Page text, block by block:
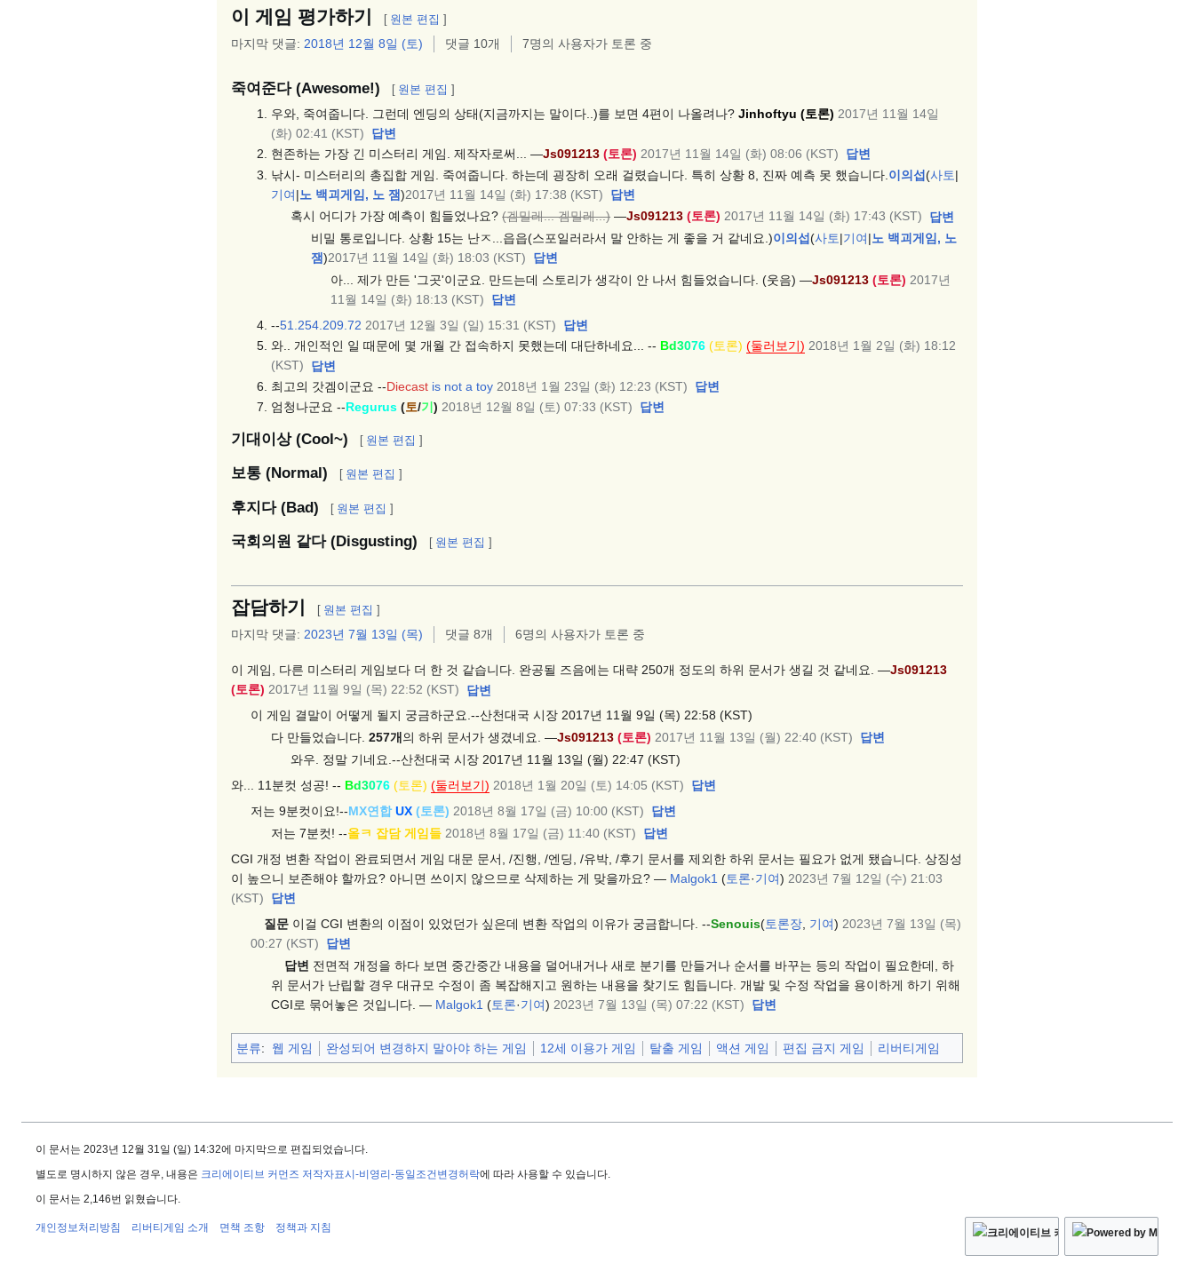
이 게임 평가하기 [ 원본 편집 ]
마지막 댓글: 2018년 12월 8일 (토) 댓글 10개 7명의 사용자가 토론 중
죽여준다 (Awesome!) [ 원본 편집 ]
우와, 죽여줍니다. 그런데 엔딩의 상태(지금까지는 말이다..)를 보면 4편이 나올려나? Jinhoftyu (토론) 2017년 11월 14일
(화) 02:41 (KST)
답변
현존하는 가장 긴 미스터리 게임. 제작자로써... —Js091213 (토론) 2017년 11월 14일 (화) 08:06 (KST)
답변
낚시- 미스터리의 총집합 게임. 죽여줍니다. 하는데 굉장히 오래 걸렸습니다. 특히 상황 8, 진짜 예측 못 했습니다. 이의섭(사토|
기여|노 백괴게임, 노 잼)2017년 11월 14일 (화) 17:38 (KST)
답변
혹시 어디가 가장 예측이 힘들었나요?(겜밀레... 겜밀레...) —Js091213 (토론) 2017년 11월 14일 (화) 17:43 (KST)
답변
비밀 통로입니다. 상황 15는 난ㅈ...읍읍(스포일러라서 말 안하는 게 좋을 거 같네요.)이의섭(사토|기여|노 백괴게임, 노
잼)2017년 11월 14일 (화) 18:03 (KST)
답변
아... 제가 만든 '그곳'이군요. 만드는데 스토리가 생각이 안 나서 힘들었습니다. (웃음) —Js091213 (토론) 2017년
11월 14일 (화) 18:13 (KST)
답변
--51.254.209.72 2017년 12월 3일 (일) 15:31 (KST)
답변
와.. 개인적인 일 때문에 몇 개월 간 접속하지 못했는데 대단하네요... -- Bd3076 (토론) (둘러보기) 2018년 1월 2일 (화) 18:12
(KST)
답변
최고의 갓겜이군요 --Diecast is not a toy 2018년 1월 23일 (화) 12:23 (KST)
답변
엄청나군요 --Regurus(토/기 ) 2018년 12월 8일 (토) 07:33 (KST) 답변
기대이상 (Cool~) [ 원본 편집 ]
보통 (Normal) [ 원본 편집 ]
후지다 (Bad) [ 원본 편집 ]
국회의원 같다 (Disgusting) [ 원본 편집 ]
잡담하기 [ 원본 편집 ]
마지막 댓글: 2023년 7월 13일 (목) 댓글 8개 6명의 사용자가 토론 중
이 게임, 다른 미스터리 게임보다 더 한 것 같습니다. 완공될 즈음에는 대략 250개 정도의 하위 문서가 생길 것 같네요. —Js091213
(토론) 2017년 11월 9일 (목) 22:52 (KST)
답변
이 게임 결말이 어떻게 될지 궁금하군요.--산천대국 시장 2017년 11월 9일 (목) 22:58 (KST)
다 만들었습니다. 257개 의 하위 문서가 생겼네요. —Js091213 (토론) 2017년 11월 13일 (월) 22:40 (KST)
답변
와우. 정말 기네요.--산천대국 시장 2017년 11월 13일 (월) 22:47 (KST)
와... 11분컷 성공! -- Bd3076 (토론) (둘러보기) 2018년 1월 20일 (토) 14:05 (KST)
답변
저는 9분컷이요!--MX연합 UX (토론) 2018년 8월 17일 (금) 10:00 (KST)
답변
저는 7분컷! --올ㅋ 잡담 게임들 2018년 8월 17일 (금) 11:40 (KST)
답변
CGI 개정 변환 작업이 완료되면서 게임 대문 문서, /진행, /엔딩, /유박, /후기 문서를 제외한 하위 문서는 필요가 없게 됐습니다. 상징성
이 높으니 보존해야 할까요? 아니면 쓰이지 않으므로 삭제하는 게 맞을까요? — Malgok1 (토론·기여) 2023년 7월 12일 (수) 21:03
(KST)
답변
질문 이걸 CGI 변환의 이점이 있었던가 싶은데 변환 작업의 이유가 궁금합니다. --Senouis(토론장 기여) 2023년 7월 13일 (목)
00:27 (KST)
답변
답변 전면적 개정을 하다 보면 중간중간 내용을 덜어내거나 새로 분기를 만들거나 순서를 바꾸는 등의 작업이 필요한데, 하
위 문서가 난립할 경우 대규모 수정이 좀 복잡해지고 원하는 내용을 찾기도 힘듭니다. 개발 및 수정 작업을 용이하게 하기 위해
CGI로 묶어놓은 것입니다. — Malgok1 (토론·기여) 2023년 7월 13일 (목) 07:22 (KST) 답변
분류: 웹 게임 완성되어 변경하지 말아야 하는 게임 12세 이용가 게임 탈출 게임 액션 게임 편집 금지 게임 리버티게임
이 문서는 2023년 12월 31일 (일) 14:32에 마지막으로 편집되었습니다.
별도로 명시하지 않은 경우, 내용은 크리에이티브 커먼즈 저작자표시-비영리-동일조건변경허락에 따라 사용할 수 있습니다.
이 문서는 2,146번 읽혔습니다.
개인정보처리방침 리버티게임 소개 면책 조항 정책과 지침